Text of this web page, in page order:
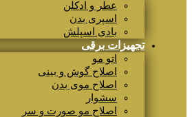
عطر و ادکلن
اسپری بدن
بادی اسپلش
تجهیزات برقی
اتو مو
اصلاح گوش و بینی
اصلاح موی بدن
سشوار
اصلاح مو صورت و سر